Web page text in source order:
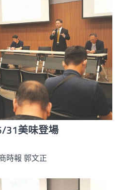
31美味登場
時報 郭文正